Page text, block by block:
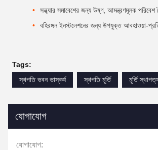
সন্ধ্যার সমাবেশের জন্য উষ্ণ, আমন্ত্রণমূলক পরিবেশ
বহিরঙ্গন ইনস্টলেশনের জন্য উপযুক্ত আবহাওয়া-
Tags:
স্থপতি ভবন ভাস্কর্য
স্থপতি মূর্তি মূর্তি
যোগাযোগ
যোগাযোগ: